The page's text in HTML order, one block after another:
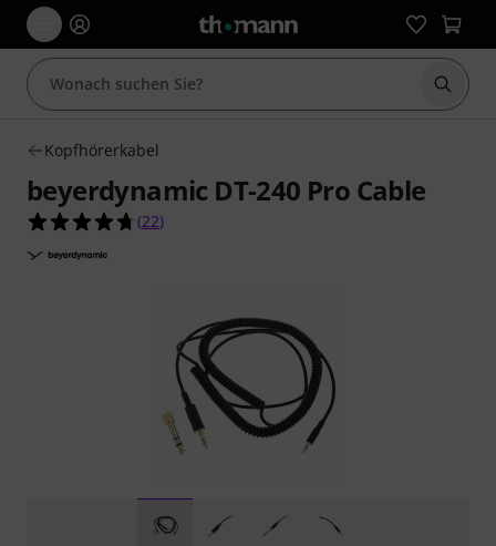
Suche
Kopfhörerkabel
beyerdynamic DT-240 Pro Cable
4.7 von 5 Sternen aus 22 Kundenbewertungen
(22)